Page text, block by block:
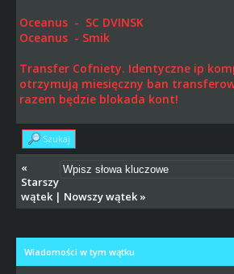
Oceanus - SC DVINSK
Oceanus - Smik
Transfer Cofniety. Identyczne ip
otrzymują miesięczny ban
razem będzie blokada kont!
Szukaj
«
Starszy
wątek| Nowszy wątek»
Wiadomości w tym wątku